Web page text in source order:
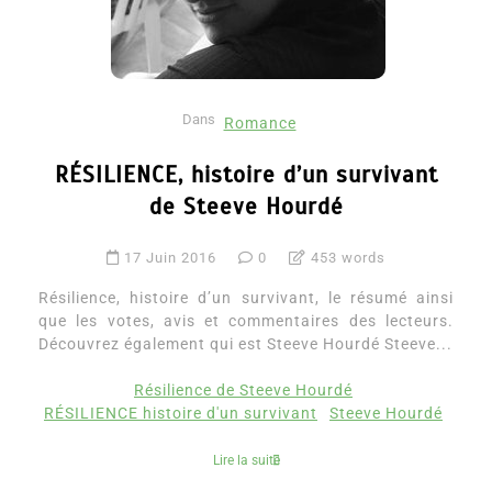
Dans Romance
RÉSILIENCE, histoire d’un survivant
de Steeve Hourdé
17 Juin 2016 0 453 words
Résilience, histoire d’un survivant, le résumé ainsi
que les votes, avis et commentaires des lecteurs.
Découvrez également qui est Steeve Hourdé Steeve...
Résilience de Steeve Hourdé
RÉSILIENCE histoire d'un survivant
Steeve Hourdé
Lire la suite